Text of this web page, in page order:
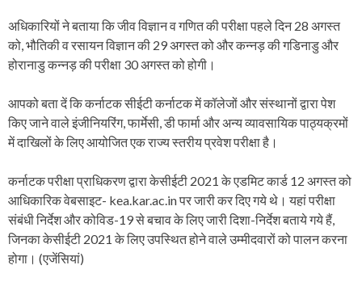
अधिकारियों ने बताया कि जीव विज्ञान व गणित की परीक्षा पहले दिन 28 अगस्त
को, भौतिकी व रसायन विज्ञान की 29 अगस्त को और कन्नड़ की गडिनाडु और
होरानाडु कन्नड़ की परीक्षा 30 अगस्त को होगी।
आपको बता दें कि कर्नाटक सीईटी कर्नाटक में कॉलेजों और संस्थानों द्वारा पेश
किए जाने वाले इंजीनियरिंग, फार्मेसी, डी फार्मा और अन्य व्यावसायिक पाठ्यक्रमों
में दाखिलों के लिए आयोजित एक राज्य स्तरीय प्रवेश परीक्षा है।
कर्नाटक परीक्षा प्राधिकरण द्वारा केसीईटी 2021 के एडमिट कार्ड 12 अगस्त को
आधिकारिक वेबसाइट- kea.kar.ac.in पर जारी कर दिए गये थे। यहां परीक्षा
संबंधी निर्देश और कोविड-19 से बचाव के लिए जारी दिशा-निर्देश बताये गये हैं,
जिनका केसीईटी 2021 के लिए उपस्थित होने वाले उम्मीदवारों को पालन करना
होगा। (एजेंसियां)